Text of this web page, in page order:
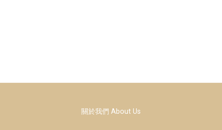
關於我們 About Us